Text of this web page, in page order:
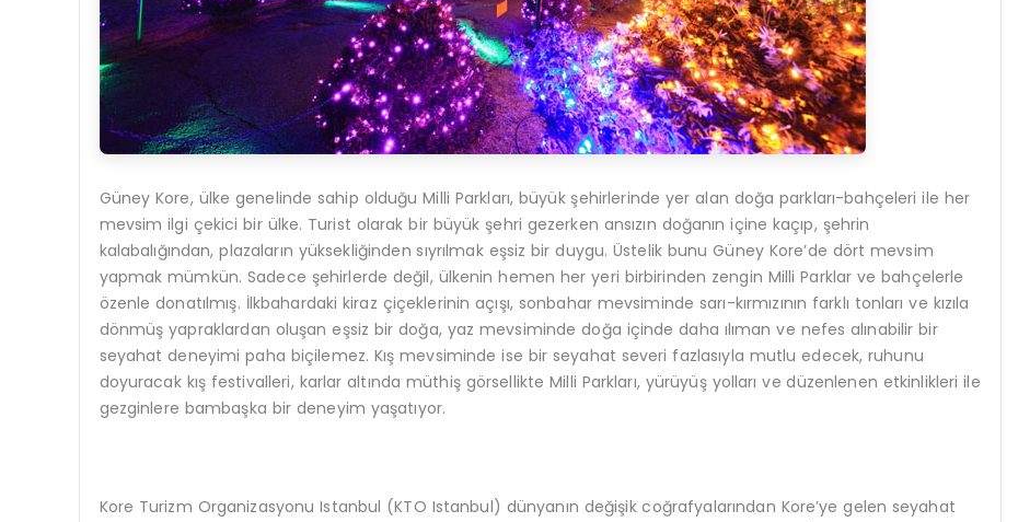
Güney Kore, ülke genelinde sahip olduğu Milli Parkları, büyük şehirlerinde yer alan doğa parkları-bahçeleri ile her
mevsim ilgi çekici bir ülke. Turist olarak bir büyük şehri gezerken ansızın doğanın içine kaçıp, şehrin
kalabalığından, plazaların yüksekliğinden sıyrılmak eşsiz bir duygu. Üstelik bunu Güney Kore’de dört mevsim
yapmak mümkün. Sadece şehirlerde değil, ülkenin hemen her yeri birbirinden zengin Milli Parklar ve bahçelerle
özenle donatılmış. İlkbahardaki kiraz çiçeklerinin açışı, sonbahar mevsiminde sarı-kırmızının farklı tonları ve kızıla
dönmüş yapraklardan oluşan eşsiz bir doğa, yaz mevsiminde doğa içinde daha ılıman ve nefes alınabilir bir
seyahat deneyimi paha biçilemez. Kış mevsiminde ise bir seyahat severi fazlasıyla mutlu edecek, ruhunu
doyuracak kış festivalleri, karlar altında müthiş görsellikte Milli Parkları, yürüyüş yolları ve düzenlenen etkinlikleri ile
gezginlere bambaşka bir deneyim yaşatıyor.
Kore Turizm Organizasyonu Istanbul (KTO Istanbul) dünyanın değişik coğrafyalarından Kore’ye gelen seyahat